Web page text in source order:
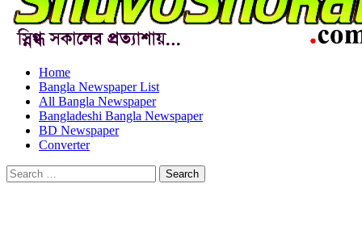
Home
Bangla Newspaper List
All Bangla Newspaper
Bangladeshi Bangla Newspaper
BD Newspaper
Converter
Search
for: